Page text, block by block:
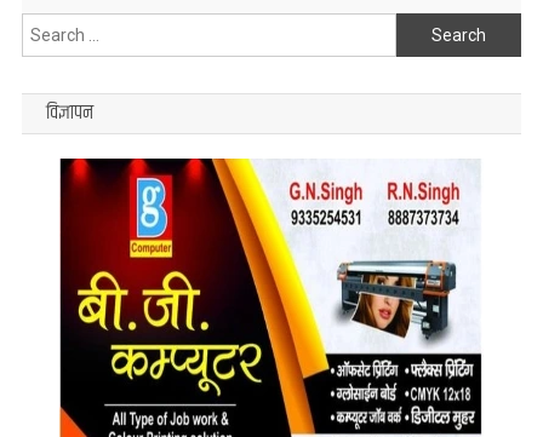
Search
for:
विज्ञापन